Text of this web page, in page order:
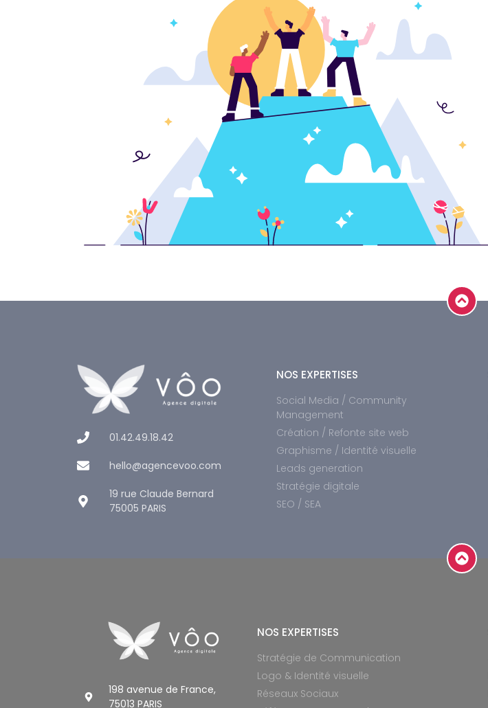
01.42.49.18.42
hello@agencevoo.com
19 rue Claude Bernard
75005 PARIS
NOS EXPERTISES
Social Media / Community
Management
Création / Refonte site web
Graphisme / Identité visuelle
Leads generation
Stratégie digitale
SEO / SEA
198 avenue de France,
75013 PARIS
NOS EXPERTISES
Stratégie de Communication
Logo & Identité visuelle
Réseaux Sociaux